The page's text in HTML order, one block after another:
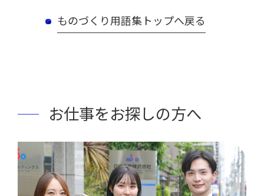
ものづくり用語集トップへ戻る
お仕事をお探しの方へ